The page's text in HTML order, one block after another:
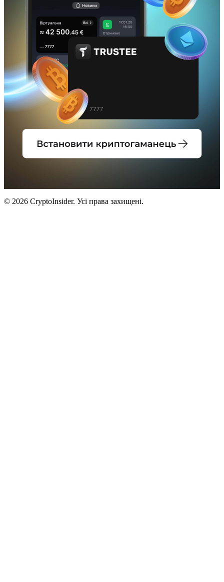
© 2026 CryptoInsider. Усі права захищені.